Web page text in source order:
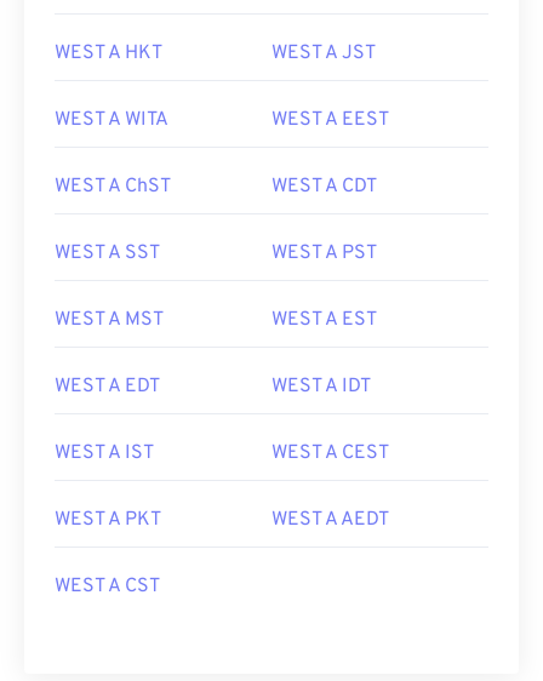
WEST A HKT WEST A JST
WEST A WITA WEST A EEST
WEST A ChST WEST A CDT
WEST A SST WEST A PST
WEST A MST WEST A EST
WEST A EDT WEST A IDT
WEST A IST WEST A CEST
WEST A PKT WEST A AEDT
WEST A CST